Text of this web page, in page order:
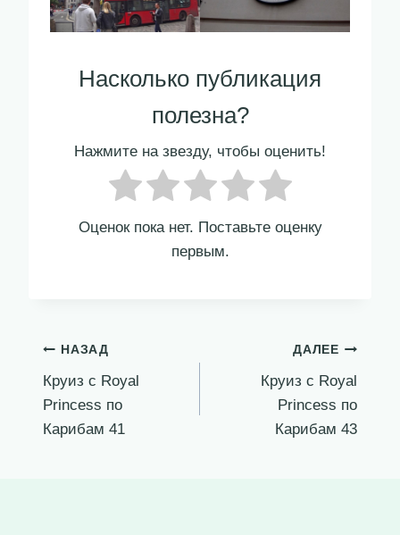
Насколько публикация
полезна?
Нажмите на звезду, чтобы оценить!
Оценок пока нет. Поставьте оценку
первым.
Навигация
по
записям
НАЗАД
Круиз с Royal
Princess по
Карибам 41
ДАЛЕЕ
Круиз с Royal
Princess по
Карибам 43